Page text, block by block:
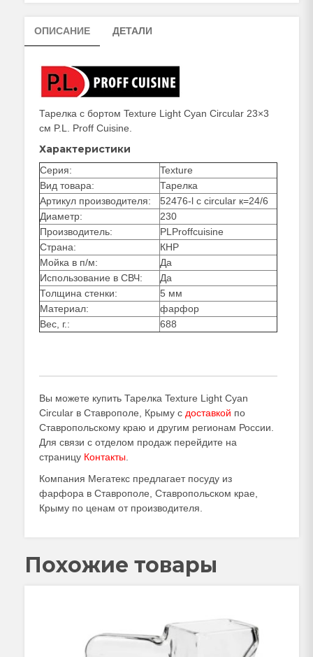
Circular
23×3
Proff
ОПИСАНИЕ ДЕТАЛИ
Тарелка с бортом Texture Light Cyan Circular 23×3
см P.L. Proff Cuisine.
Характеристики
Серия:
Texture
Вид товара:
Тарелка
Артикул производителя:
52476-l c circular к=24/6
Диаметр:
230
Производитель:
PLProffcuisine
Страна:
КНР
Мойка в п/м:
Да
Использование в СВЧ:
Да
Толщина стенки:
5 мм
Материал:
фарфор
Вес, г.:
688
Вы можете купить Тарелка Texture Light Cyan
Circular в Ставрополе, Крыму с доставкой по
Ставропольскому краю и другим регионам России.
Для связи с отделом продаж перейдите на
страницу Контакты
Компания Мегатекс предлагает посуду из
фарфора в Ставрополе, Ставропольском крае,
Крыму по ценам от производителя.
Похожие товары